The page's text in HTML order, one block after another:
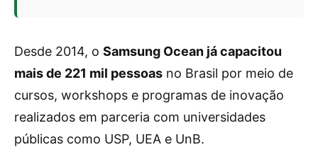
Desde 2014, o Samsung Ocean já capacitou
mais de 221 mil pessoas no Brasil por meio de
cursos, workshops e programas de inovação
realizados em parceria com universidades
públicas como USP, UEA e UnB.